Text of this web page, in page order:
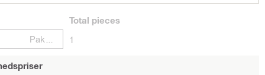
Total pieces
1